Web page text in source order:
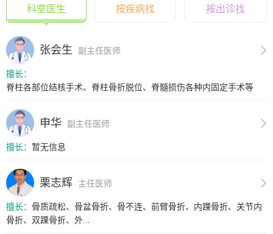
科室医生 按疾病找 按出诊找
张会生 副主任医师
擅长：
脊柱各部位结核手术、脊柱骨折脱位、脊髓损伤各种内固定手术等
申华 副主任医师
擅长： 暂无信息
栗志辉 主任医师
擅长： 骨质疏松、骨盆骨折、骨不连、前臂骨折、内踝骨折、关节内
骨折、双踝骨折、外...